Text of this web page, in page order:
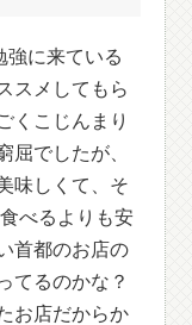
強に来ている
スメしてもら
くこじんまり
屈でしたが、
味しくて、そ
べるよりも安
首都のお店の
てるのかな？
お店だからか